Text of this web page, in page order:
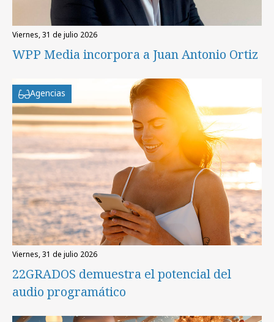
viernes, 31 de julio 2026
WPP Media incorpora a Juan Antonio Ortiz
Agencias
viernes, 31 de julio 2026
22GRADOS demuestra el potencial del
audio programático